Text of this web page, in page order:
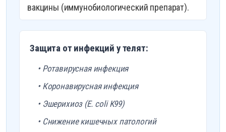
вакцины (иммунобиологический препарат).
Защита от инфекций у телят:
• Ротавирусная инфекция
• Коронавирусная инфекция
• Эшерихиоз (E. coli K99)
• Снижение кишечных патологий